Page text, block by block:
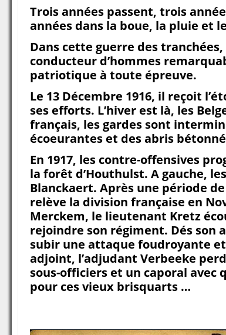
Trois années passent, trois
années dans la boue, la pluie et
Dans cette guerre des
conducteur d’hommes
patriotique à toute épreuve.
Le 13 Décembre 1916, il reçoit
ses efforts. L’hiver est là, les
français, les gardes sont
écoeurantes et des abris
En 1917, les contre-offensives
la forêt d’Houthulst. A gauche,
Blanckaert. Après une période
relève la division française en
Merckem, le lieutenant Kretz
rejoindre son régiment. Dés son
subir une attaque foudroyante
adjoint, l’adjudant Verbeeke
sous-officiers et un caporal
pour ces vieux brisquarts …